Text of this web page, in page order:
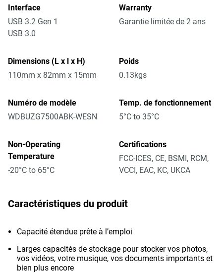
Interface
USB 3.2 Gen 1
USB 3.0
Warranty
Garantie limitée de 2 ans
Dimensions (L x l x H)
110mm x 82mm x 15mm
Poids
0.13kgs
Numéro de modèle
WDBUZG7500ABK-WESN
Temp. de fonctionnement
5°C to 35°C
Non-Operating
Temperature
-20°C to 65°C
Certifications
FCC-ICES, CE, BSMI, RCM,
VCCI, EAC, KC, UKCA
Caractéristiques du produit
Capacité étendue prête à l’emploi
Larges capacités de stockage pour stocker vos photos,
vos vidéos, votre musique, vos documents importants et
bien plus encore